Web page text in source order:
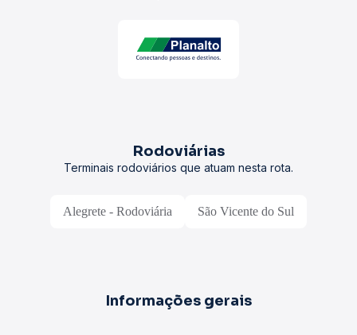
Rodoviárias
Terminais rodoviários que atuam nesta rota.
Alegrete - Rodoviária São Vicente do Sul
Informações gerais